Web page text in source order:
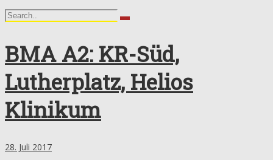
BMA A2: KR-Süd,
Lutherplatz, Helios
Klinikum
28. Juli 2017